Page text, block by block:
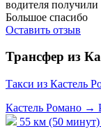
водителя
Большое спасибо
Оставить отзыв
Трансфер из
Tакси из Кастель
Кастель Романо →
55 км (50 минут)